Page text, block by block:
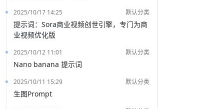
2025/10/17 14:25 默认分类
提示词：Sora商业视频创世引擎，专门为商
业视频优化版
2025/10/12 11:01 默认分类
Nano banana 提示词
2025/10/11 15:29 默认分类
生图Prompt